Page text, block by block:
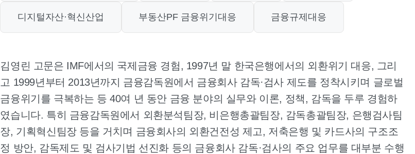
디지털자산·혁신산업 부동산PF 금융위기대응 금융규제대응
김영린 고문은 IMF에서의 국제금융 경험, 1997년 말 한국은행에서의 외환위기 대응, 그리
고 1999년부터 2013년까지 금융감독원에서 금융회사 감독·검사 제도를 정착시키며 글로벌
금융위기를 극복하는 등 40여 년 동안 금융 분야의 실무와 이론, 정책, 감독을 두루 경험하
였습니다. 특히 금융감독원에서 외환분석팀장, 비은행총괄팀장, 감독총괄팀장, 은행검사팀
장, 기획혁신팀장 등을 거치며 금융회사의 외환건전성 제고, 저축은행 및 카드사의 구조조
정 방안, 감독제도 및 검사기법 선진화 등의 금융회사 감독·검사의 주요 업무를 대부분 수행